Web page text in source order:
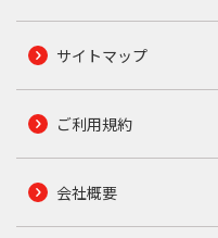
サイトマップ
ご利用規約
会社概要